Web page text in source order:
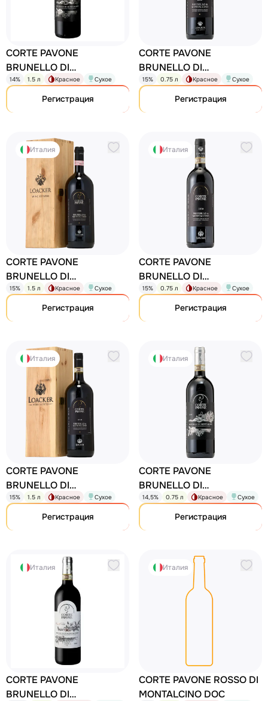
CORTE PAVONE
BRUNELLO DI
MONTALCINO DOCG
Brunello di Montalcino
14% 1.5 л Красное Сухое
Регистрация
CORTE PAVONE
BRUNELLO DI
MONTALCINO DOCG
Brunello di Montalcino
15% 0.75 л Красное Сухое
Регистрация
Италия
CORTE PAVONE
BRUNELLO DI
MONTALCINO DOCG
Brunello di Montalcino
15% 1.5 л Красное Сухое
Регистрация
Италия
CORTE PAVONE
BRUNELLO DI
MONTALCINO DOCG
Brunello di Montalcino
15% 0.75 л Красное Сухое
Регистрация
Италия
CORTE PAVONE
BRUNELLO DI
MONTALCINO DOCG
Brunello di Montalcino
15% 1.5 л Красное Сухое
Регистрация
Италия
CORTE PAVONE
BRUNELLO DI
MONTALCINO DOCG
Brunello di Montalcino
14,5% 0.75 л Красное Сухое
Регистрация
Италия
CORTE PAVONE
BRUNELLO DI
Италия
CORTE PAVONE ROSSO DI
MONTALCINO DOC